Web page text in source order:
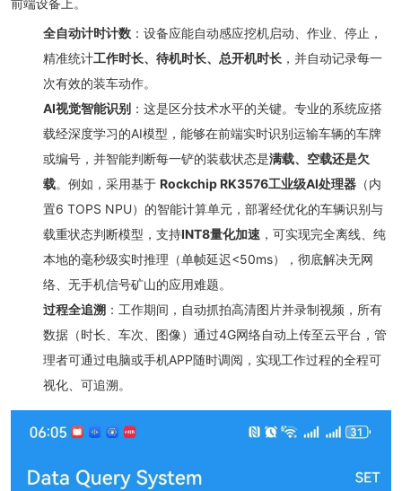
全自动计时计数：设备应能自动感应挖机启动、作业、停止，
精准统计工作时长、待机时长、总开机时长，并自动记录每一
次有效的装车动作。
AI视觉智能识别：这是区分技术水平的关键。专业的系统应搭
载经深度学习的AI模型，能够在前端实时识别运输车辆的车牌
或编号，并智能判断每一铲的装载状态是满载、空载还是欠
载。例如，采用基于 Rockchip RK3576工业级AI处理器（内
置6 TOPS NPU）的智能计算单元，部署经优化的车辆识别与
载重状态判断模型，支持INT8量化加速，可实现完全离线、纯
本地的毫秒级实时推理（单帧延迟<50ms），彻底解决无网
络、无手机信号矿山的应用难题。
过程全追溯：工作期间，自动抓拍高清图片并录制视频，所有
数据（时长、车次、图像）通过4G网络自动上传至云平台，管
理者可通过电脑或手机APP随时调阅，实现工作过程的全程可
视化、可追溯。